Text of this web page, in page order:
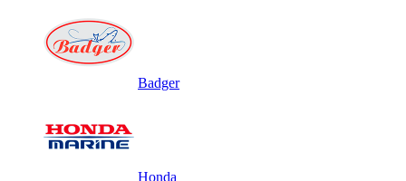
Badger
Honda